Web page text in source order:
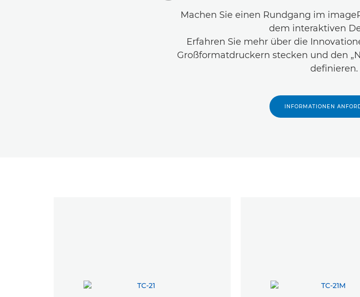
Machen Sie einen Rundgang im
dem interaktiven
Erfahren Sie mehr über die
Großformatdruckern stecken und den
definieren.
INFORMATIONEN